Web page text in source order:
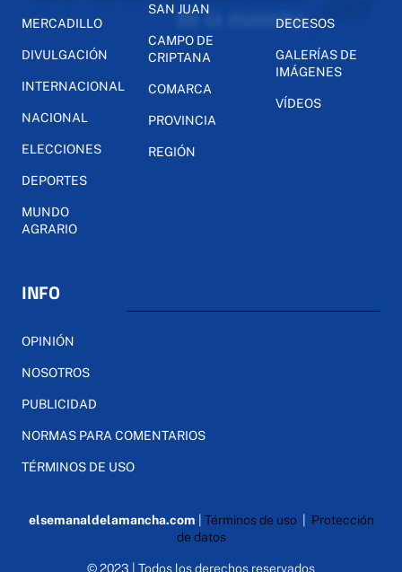
MERCADILLO
DIVULGACIÓN
INTERNACIONAL
NACIONAL
ELECCIONES
DEPORTES
MUNDO
AGRARIO
SAN JUAN
CAMPO DE
CRIPTANA
COMARCA
PROVINCIA
REGIÓN
DECESOS
GALERÍAS DE
IMÁGENES
VÍDEOS
INFO
OPINIÓN
NOSOTROS
PUBLICIDAD
NORMAS PARA COMENTARIOS
TÉRMINOS DE USO
elsemanaldelamancha.com Términos de uso| Protección
de datos
© 2023 | Todos los derechos reservados